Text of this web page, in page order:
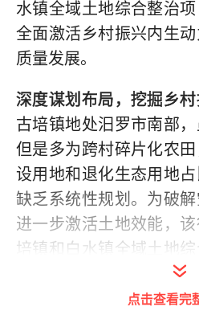
水镇全域土地综合整治
全面激活乡村振兴内生
质量发展。
深度谋划布局，挖掘乡村
古培镇地处汨罗市南部，
但是多为跨村碎片化农
设用地和退化生态用地
缺乏系统性规划。为破解
进一步激活土地效能，
培镇和白水镇全域土地综
该项目总投资5.95亿元
用地整治、乡村风貌提
点击查看完